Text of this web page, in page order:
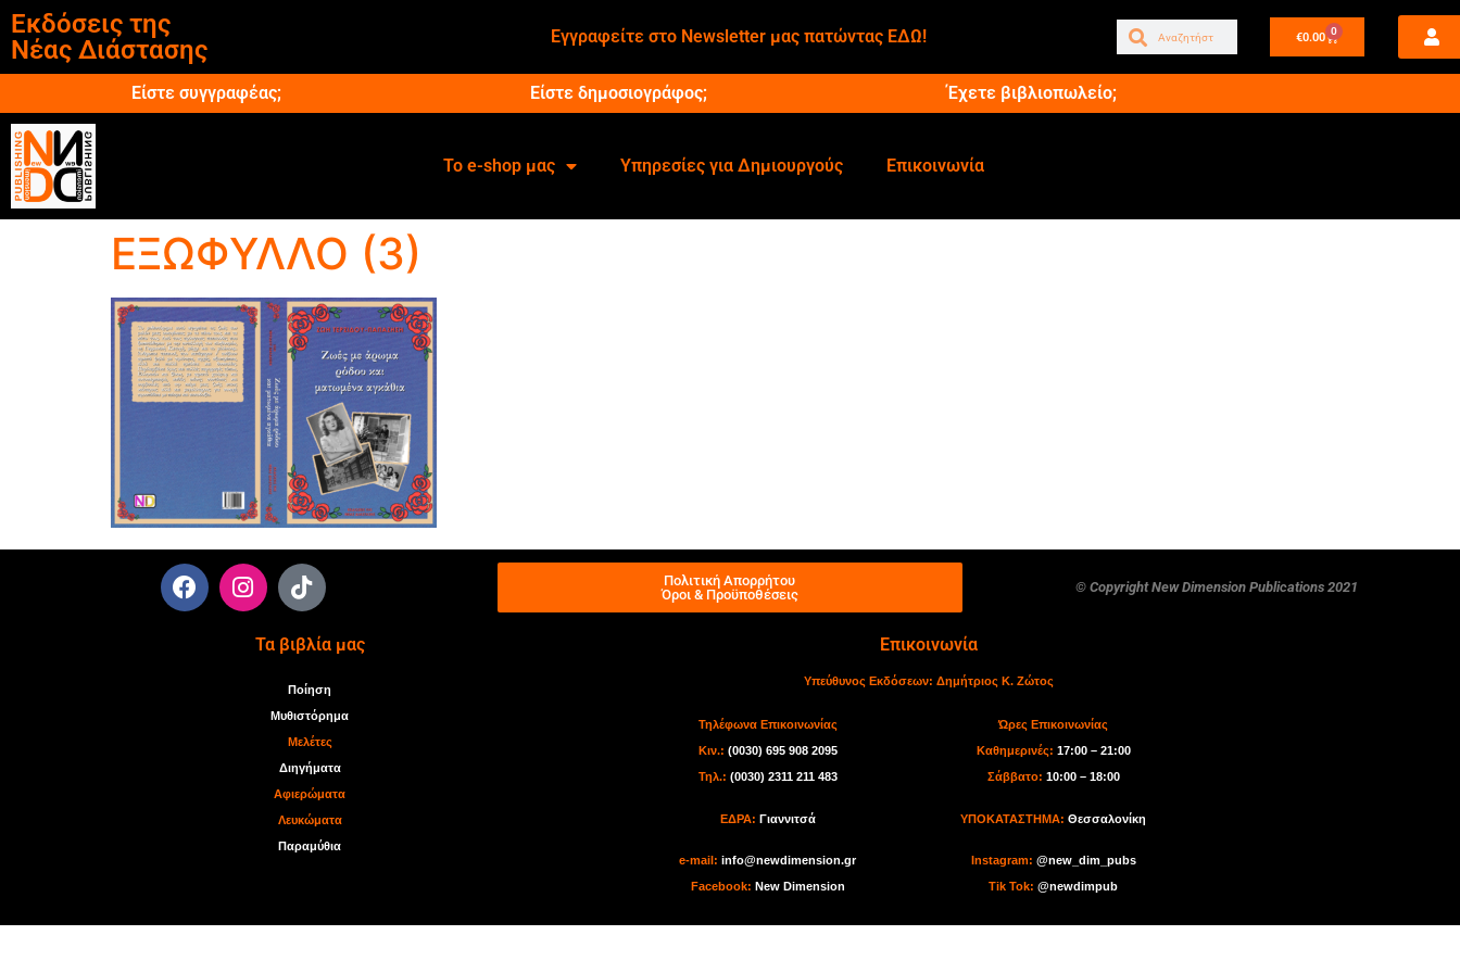
Εκδόσεις της
Νέας Διάστασης
Εγγραφείτε στο Newsletter μας πατώντας ΕΔΩ! €0.00 0
Είστε συγγραφέας; Είστε δημοσιογράφος; Έχετε βιβλιοπωλείο;
Το e-shop μας Υπηρεσίες για Δημιουργούς Επικοινωνία
ΕΞΩΦΥΛΛΟ (3)
Πολιτική Απορρήτου
Όροι & Προϋποθέσεις
© Copyright New Dimension Publications 2021
Τα βιβλία μας
Ποίηση
Μυθιστόρημα
Μελέτες
Διηγήματα
Αφιερώματα
Λευκώματα
Παραμύθια
Επικοινωνία
Υπεύθυνος Εκδόσεων: Δημήτριος Κ. Ζώτος
Τηλέφωνα Επικοινωνίας
Κιν.: (0030) 695 908 2095
Τηλ.: (0030) 2311 211 483
ΕΔΡΑ: Γιαννιτσά
e-mail: info@newdimension.gr
Facebook: New Dimension
Ώρες Επικοινωνίας
Καθημερινές: 17:00 – 21:00
Σάββατο: 10:00 – 18:00
ΥΠΟΚΑΤΑΣΤΗΜΑ:Θεσσαλονίκη
nstagram: @new_dim_pubs
Tik Tok:@newdimpub